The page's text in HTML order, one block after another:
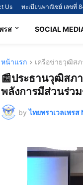
Us ทะเบียนพาณิชย์ เลขที่
รส SOCIAL
หน้าแรก เครือข่ายวุฒิสภ
📰ประธานวุฒิสภ
พลังการมีส่วนร่ว
by ไทยทราเวลเพรส